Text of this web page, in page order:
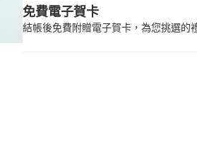
免費電子賀卡
結帳後免費附贈電子賀卡，為您挑選的